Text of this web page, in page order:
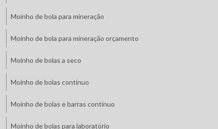
Moinho de bola para mineração
Moinho de bola para mineração orçamento
Moinho de bolas a seco
Moinho de bolas contínuo
Moinho de bolas e barras contínuo
Moinho de bolas para laboratório